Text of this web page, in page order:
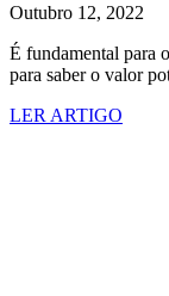
Outubro 12, 2022
É fundamental para
para saber o valor
LER ARTIGO